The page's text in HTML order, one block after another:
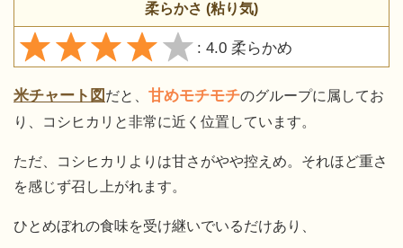
柔らかさ (粘り気)
: 4.0 柔らかめ
米チャート図 だと、 甘めモチモチのグループに属してお
り、コシヒカリと非常に近く位置しています。
ただ、コシヒカリよりは甘さがやや控えめ。それほど重さ
を感じず召し上がれます。
ひとめぼれの食味を受け継いでいるだけあり、